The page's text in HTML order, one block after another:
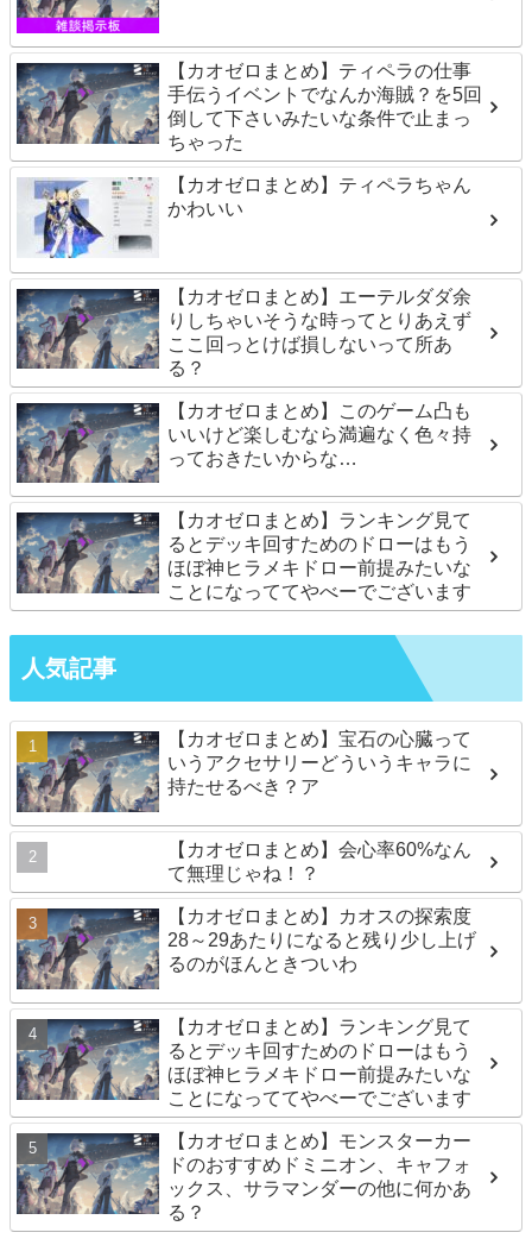
【カオゼロまとめ】ティペラの仕事
手伝うイベントでなんか海賊？を5回
倒して下さいみたいな条件で止まっ
ちゃった
【カオゼロまとめ】ティペラちゃん
かわいい
【カオゼロまとめ】エーテルダダ余
りしちゃいそうな時ってとりあえず
ここ回っとけば損しないって所あ
る？
【カオゼロまとめ】このゲーム凸も
いいけど楽しむなら満遍なく色々持
っておきたいからな…
【カオゼロまとめ】ランキング見て
るとデッキ回すためのドローはもう
ほぼ神ヒラメキドロー前提みたいな
ことになっててやべーでございます
人気記事
【カオゼロまとめ】宝石の心臓って
いうアクセサリーどういうキャラに
持たせるべき？ア
【カオゼロまとめ】会心率60%なん
て無理じゃね！？
【カオゼロまとめ】カオスの探索度
28～29あたりになると残り少し上げ
るのがほんときついわ
【カオゼロまとめ】ランキング見て
るとデッキ回すためのドローはもう
ほぼ神ヒラメキドロー前提みたいな
ことになっててやべーでございます
【カオゼロまとめ】モンスターカー
ドのおすすめドミニオン、キャフォ
ックス、サラマンダーの他に何かあ
る？